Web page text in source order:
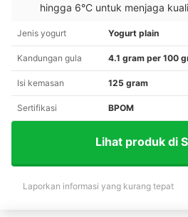
hingga 6°C untuk menjaga
Jenis yogurt Yogurt plain
Kandungan gula 4.1 gram per 100
Isi kemasan 125 gram
Sertifikasi BPOM
Lihat produk di
Laporkan informasi yang kurang tepat